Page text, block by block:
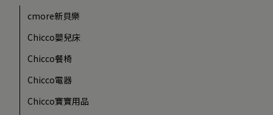
cmore新貝樂
Chicco嬰兒床
Chicco餐椅
Chicco電器
Chicco寶寶用品